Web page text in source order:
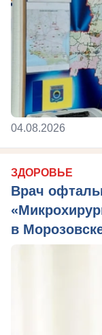
04.08.2026
ЗДОРОВЬЕ
Врач
в